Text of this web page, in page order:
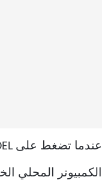
الكمبيوتر المحلي